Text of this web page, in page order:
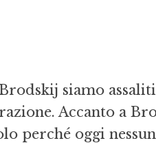
siamo
Accanto a
perché oggi